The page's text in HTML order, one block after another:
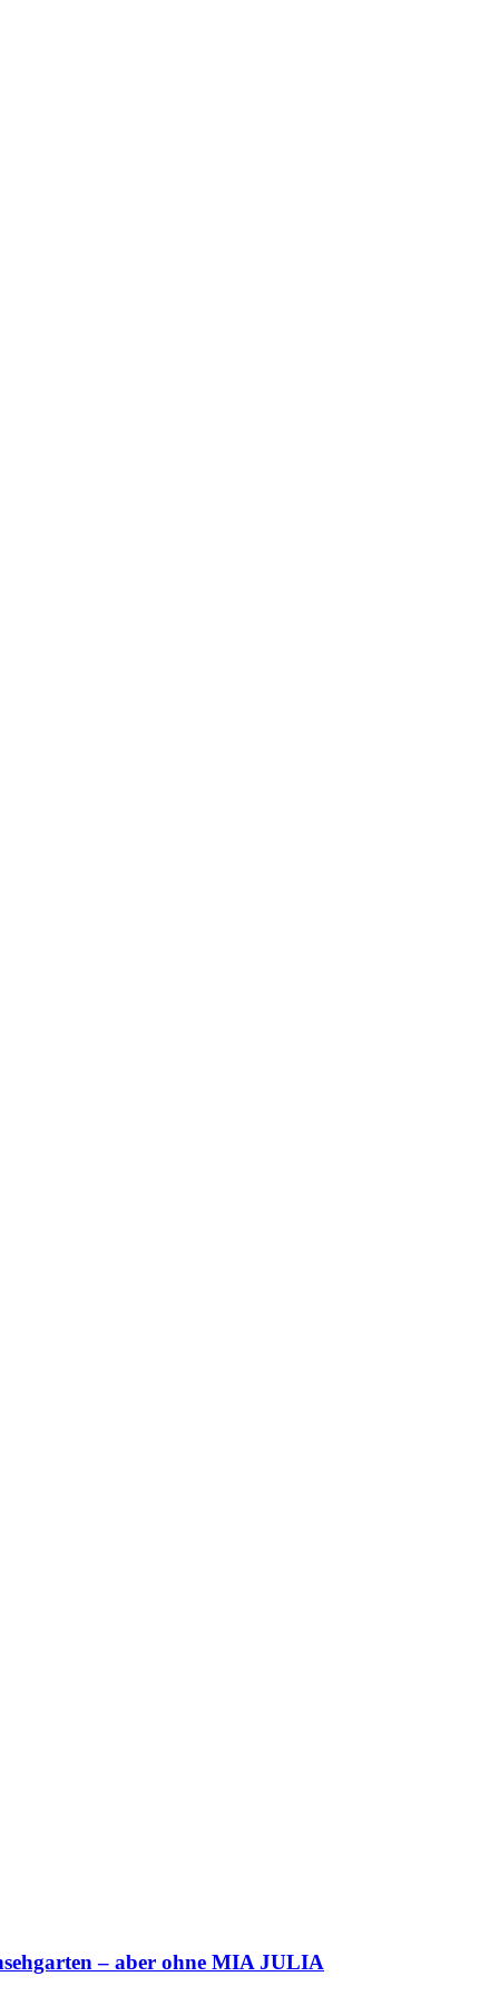
– aber ohne MIA JULIA